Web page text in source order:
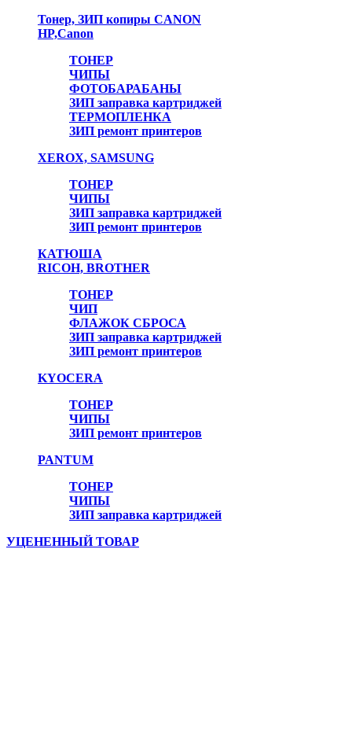
Тонер, ЗИП копиры CANON
HP,Canon
ТОНЕР
ЧИПЫ
ФОТОБАРАБАНЫ
ЗИП заправка картриджей
ТЕРМОПЛЕНКА
ЗИП ремонт принтеров
XEROX, SAMSUNG
ТОНЕР
ЧИПЫ
ЗИП заправка картриджей
ЗИП ремонт принтеров
КАТЮША
RICOH, BROTHER
ТОНЕР
ЧИП
ФЛАЖОК СБРОСА
ЗИП заправка картриджей
ЗИП ремонт принтеров
KYOCERA
ТОНЕР
ЧИПЫ
ЗИП ремонт принтеров
PANTUM
ТОНЕР
ЧИПЫ
ЗИП заправка картриджей
УЦЕНЕННЫЙ ТОВАР